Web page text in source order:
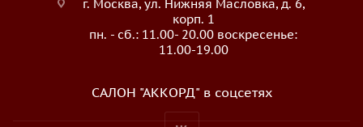
г. Москва, ул. Нижняя Масловка, д. 6,
корп. 1
пн. - сб.: 11.00- 20.00 воскресенье:
11.00-19.00
САЛОН "АККОРД" в соцсетях